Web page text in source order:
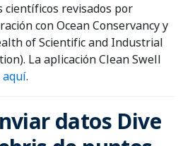
revisados por
con Ocean Conservancy y
of Scientific and Industrial
La aplicación Clean Swell
aquí.
datos Dive